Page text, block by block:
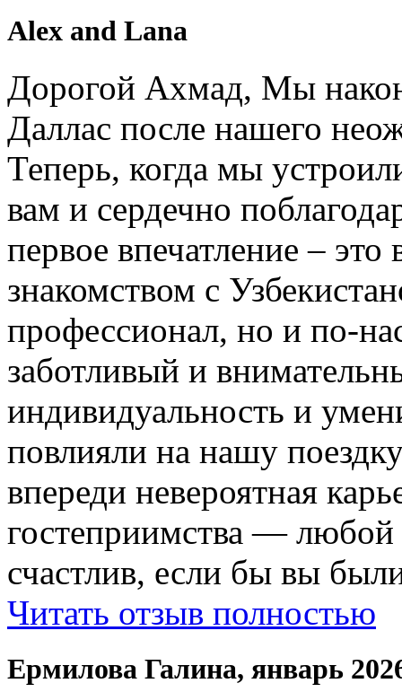
Alex and Lana
Дорогой Ахмад, Мы
Даллас после нашего
Теперь, когда мы
вам и сердечно
первое впечатление –
знакомством с
профессионал, но и по-
заботливый и
индивидуальность и
повлияли на нашу
впереди невероятная
гостеприимства —
счастлив, если бы вы
Читать отзыв полностью
Ермилова Галина, январь